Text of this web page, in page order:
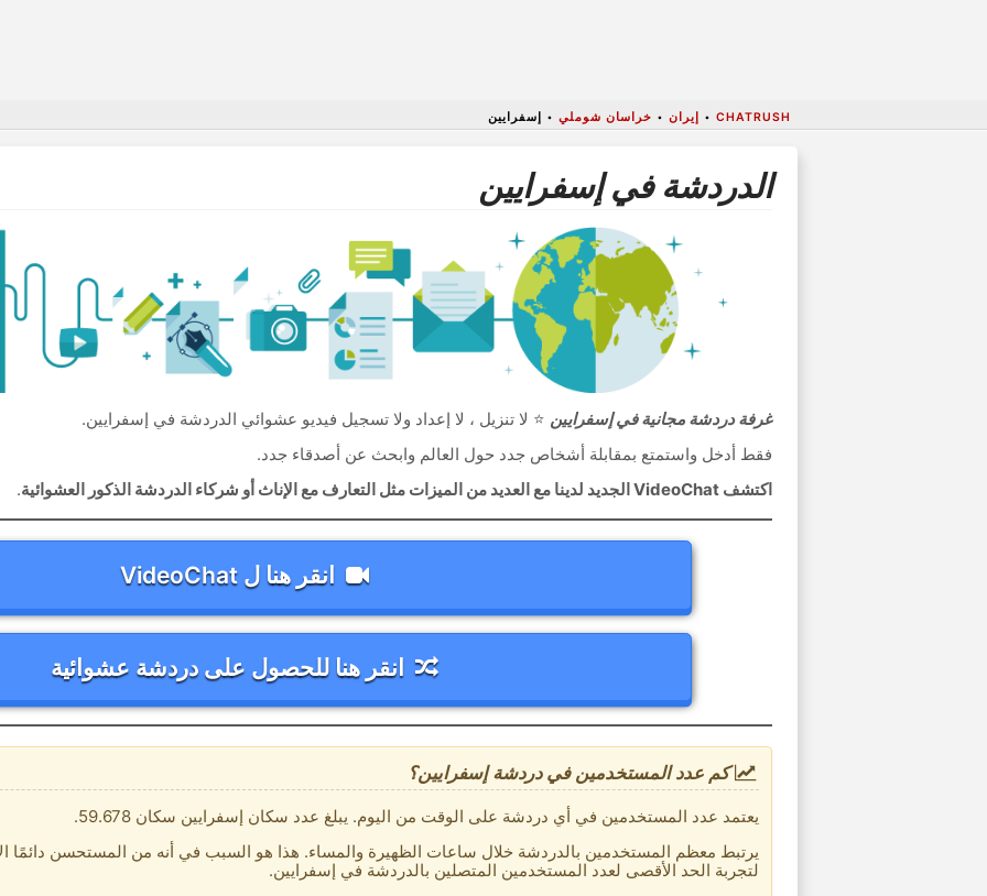
CHATRUSH
• إيران• خراسان شوملي• إسفرايين
الدردشة في إسفرايين
غرفة دردشة مجانية في إسفرايين ⭐ لا تنزيل ، لا إعداد ولا تسجيل فيديو عشوائي الدردشة في إسفرايين.
فقط أدخل واستمتع بمقابلة أشخاص جدد حول العالم وابحث عن أصدقاء جدد.
اكتشف VideoChat الجديد لدينا مع العديد من الميزات مثل التعارف مع الإناث أو شركاء الدردشة الذكور العشوائية
.
انقر هنا ل VideoChat
انقر هنا للحصول على دردشة عشوائية
كم عدد المستخدمين في دردشة إسفرايين؟
يعتمد عدد المستخدمين في أي دردشة على الوقت من اليوم. يبلغ عدد سكان إسفرايين سكان 59.678.
يرتبط معظم المستخدمين بالدردشة خلال ساعات الظهيرة والمساء. هذا هو السبب في أنه من المستحسن دائمًا
لتجربة الحد الأقصى لعدد المستخدمين المتصلين بالدردشة في إسفرايين.